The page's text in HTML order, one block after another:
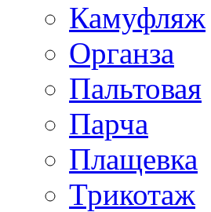
Камуфляж
Органза
Пальтовая
Парча
Плащевка
Трикотаж